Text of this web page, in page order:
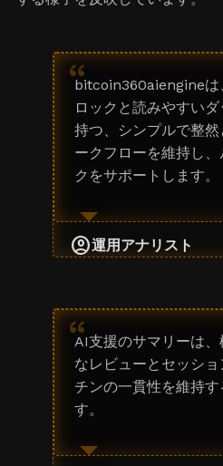
“
bitcoin360aiengineは
ロックと読みやすい
持つ、シンプルで整
ークフローを維持し
クをサポートします。
account_circle運用アナリスト
“
AI支援のサマリーは
なレビューとセッシ
チンの一貫性を維持す
す。